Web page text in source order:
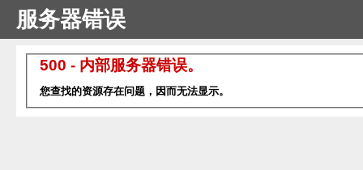
服务器错误
500 - 内部服务器错误。
您查找的资源存在问题，因而无法显示。